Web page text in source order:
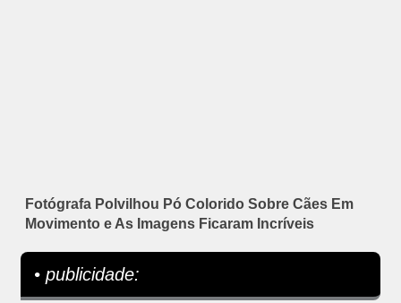
Fotógrafa Polvilhou Pó Colorido Sobre Cães Em
Movimento e As Imagens Ficaram Incríveis
• publicidade: